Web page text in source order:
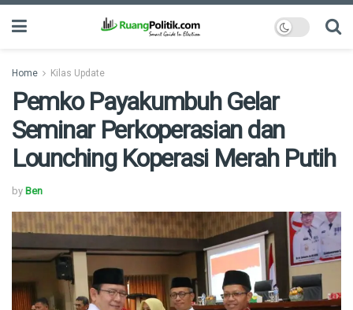
Home Kilas Update
Pemko Payakumbuh Gelar
Seminar Perkoperasian dan
Lounching Koperasi Merah Putih
by Ben